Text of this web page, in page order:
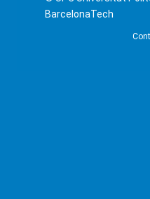
BarcelonaTech